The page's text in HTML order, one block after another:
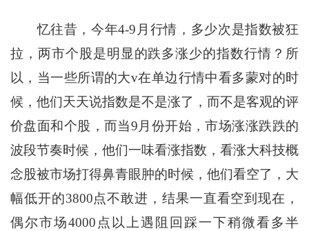
忆往昔，今年4-9月行情，多少次是指数被狂
拉，两市个股是明显的跌多涨少的指数行情？所
以，当一些所谓的大v在单边行情中看多蒙对的时
候，他们天天说指数是不是涨了，而不是客观的评
价盘面和个股，而当9月份开始，市场涨涨跌跌的
波段节奏时候，他们一味看涨指数，看涨大科技概
念股被市场打得鼻青眼肿的时候，他们看空了，大
幅低开的3800点不敢进，结果一直看空到现在，
偶尔市场4000点以上遇阻回踩一下稍微看多半